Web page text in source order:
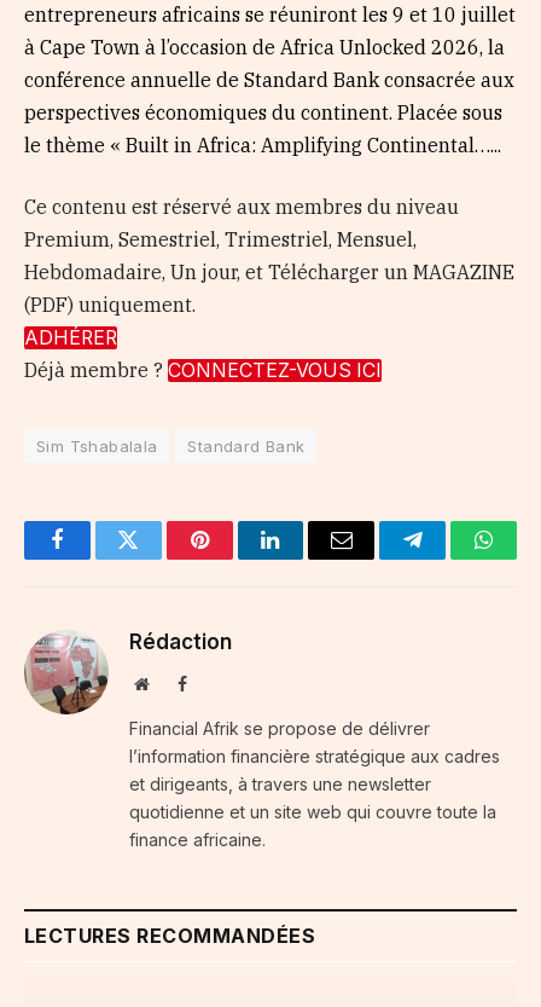
entrepreneurs africains se réuniront les 9 et 10 juillet
à Cape Town à l’occasion de Africa Unlocked 2026, la
conférence annuelle de Standard Bank consacrée aux
perspectives économiques du continent. Placée sous
le thème « Built in Africa: Amplifying Continental…...
Ce contenu est réservé aux membres du niveau
Premium, Semestriel, Trimestriel, Mensuel,
Hebdomadaire, Un jour, et Télécharger un MAGAZINE
(PDF) uniquement.
ADHÉRER
Déjà membre ? CONNECTEZ-VOUS ICI
Sim Tshabalala Standard Bank
FacebookTwitter PinterestLinkedInEmail Telegram
Rédaction
WebsiteFacebook
Financial Afrik se propose de délivrer
l’information financière stratégique aux cadres
et dirigeants, à travers une newsletter
quotidienne et un site web qui couvre toute la
finance africaine.
LECTURES RECOMMANDÉES